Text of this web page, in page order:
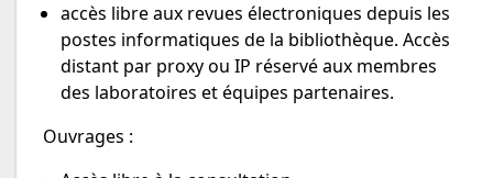
accès libre aux revues électroniques depuis les
postes informatiques de la bibliothèque. Accès
distant par proxy ou IP réservé aux membres
des laboratoires et équipes partenaires.
Ouvrages :